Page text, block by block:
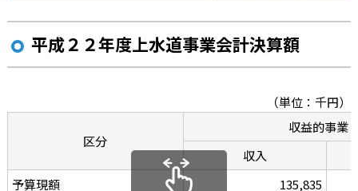
平成２２年度上水道事業会計決算額
（単位：千円）
区分
収益的事業
収入
予算現額
135,835